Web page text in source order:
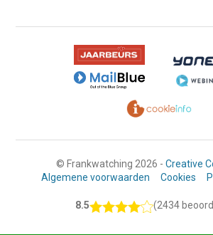
© Frankwatching 2026 - Creative
Algemene voorwaarden
Cookies
8.5 (2434